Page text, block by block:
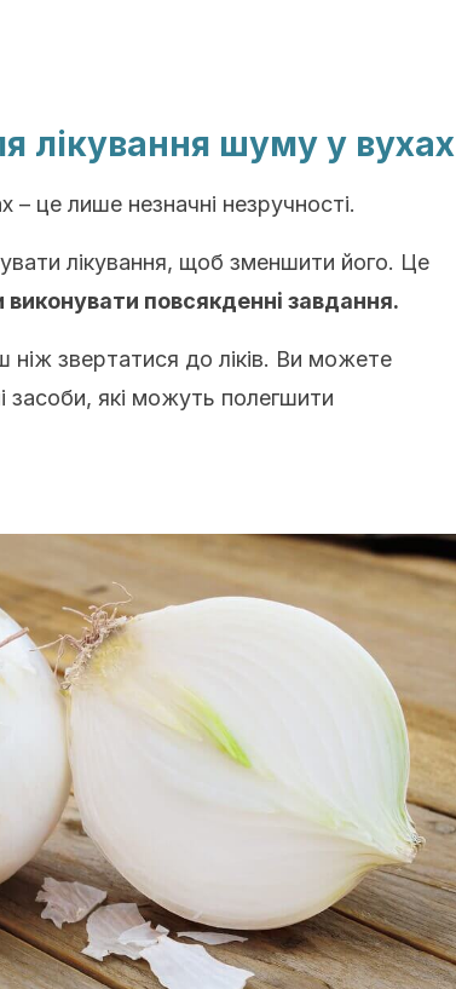
лікування шуму у вухах
– це лише незначні незручності.
лікування, щоб зменшити його. Це
виконувати повсякденні завдання.
звертатися до ліків. Ви можете
засоби, які можуть полегшити